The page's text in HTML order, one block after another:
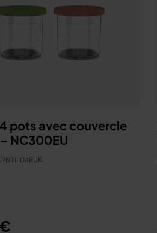
pots avec couvercle
NC300EU